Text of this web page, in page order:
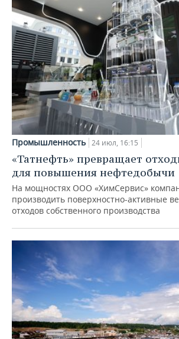
Промышленность 24 июл, 16:15
«Татнефть» превращает
для повышения нефтедобычи
На мощностях ООО «ХимСервис»
производить поверхностно-активные
отходов собственного производства